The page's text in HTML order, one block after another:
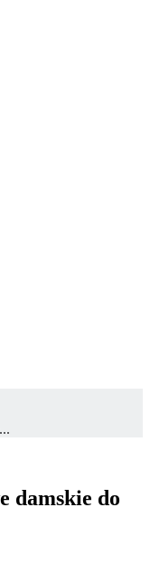
damskie do